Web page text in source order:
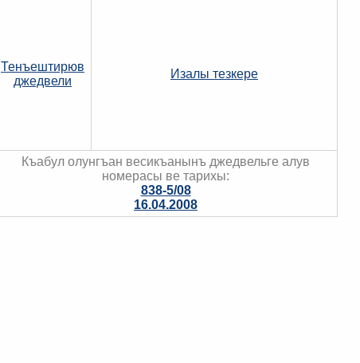
Тенъештирюв
джедвели
Изалы тезкере
Къабул олунгъан весикъанынъ джедвельге алув
номерасы ве тарихы:
838-5/08
16.04.2008